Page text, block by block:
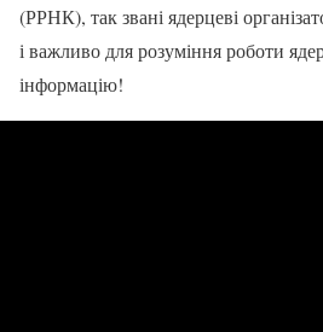
(РРНК), так звані ядерцеві
і важливо для розуміння роботи
інформацію!